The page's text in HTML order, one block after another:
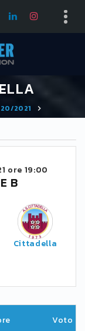
2021
ore 19:00
B
Cittadella
Voto